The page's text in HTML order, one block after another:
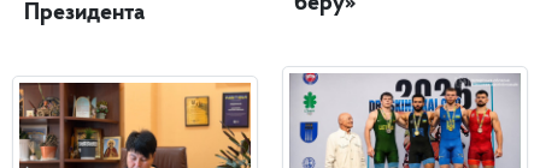
Президента